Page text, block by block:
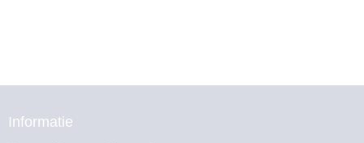
Informatie